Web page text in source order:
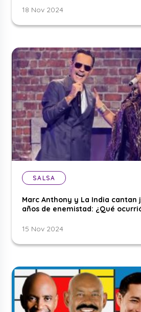
18 Nov 2024
SALSA
Marc Anthony y La India cantan
años de enemistad: ¿Qué
15 Nov 2024